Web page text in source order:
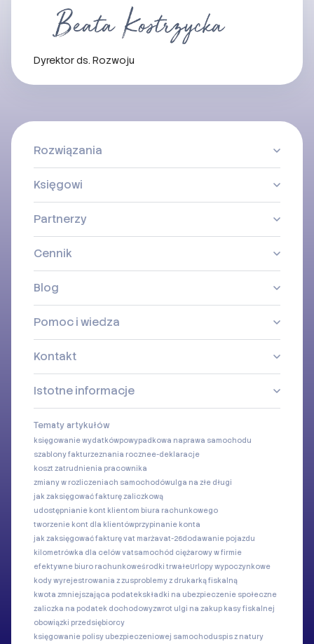
Dyrektor ds. Rozwoju
Rozwiązania
Księgowi
Partnerzy
Cennik
Blog
Pomoc i wiedza
Kontakt
Istotne informacje
Tematy artykułów
księgowanie wydatkówpowypadkowa naprawa samochodu
szablony fakturzeznania rocznee-deklaracje
koszt zatrudnienia pracownika
zmiany w rozliczeniach samochodówulga na złe długi
jak zaksięgować fakturę zaliczkową
udostępnianie kont klientom biura rachunkowego
tworzenie kont dla klientówprzypinanie konta
jak zaksięgować fakturę vat marżavat-26dodawanie pojazdu
kilometrówka dla celów vatsamochód ciężarowy w firmie
efektywne biuro rachunkoweśrodki trwałeUrlopy wypoczynkowe
kody wyrejestrowania z zusproblemy z drukarką fiskalną
kwota zmniejszająca podatekskładki na ubezpieczenie społeczne
zaliczka na podatek dochodowyzwrot ulgi na zakup kasy fiskalnej
obowiązki przedsiębiorcy
księgowanie polisy ubezpieczeniowej samochoduspis z natury